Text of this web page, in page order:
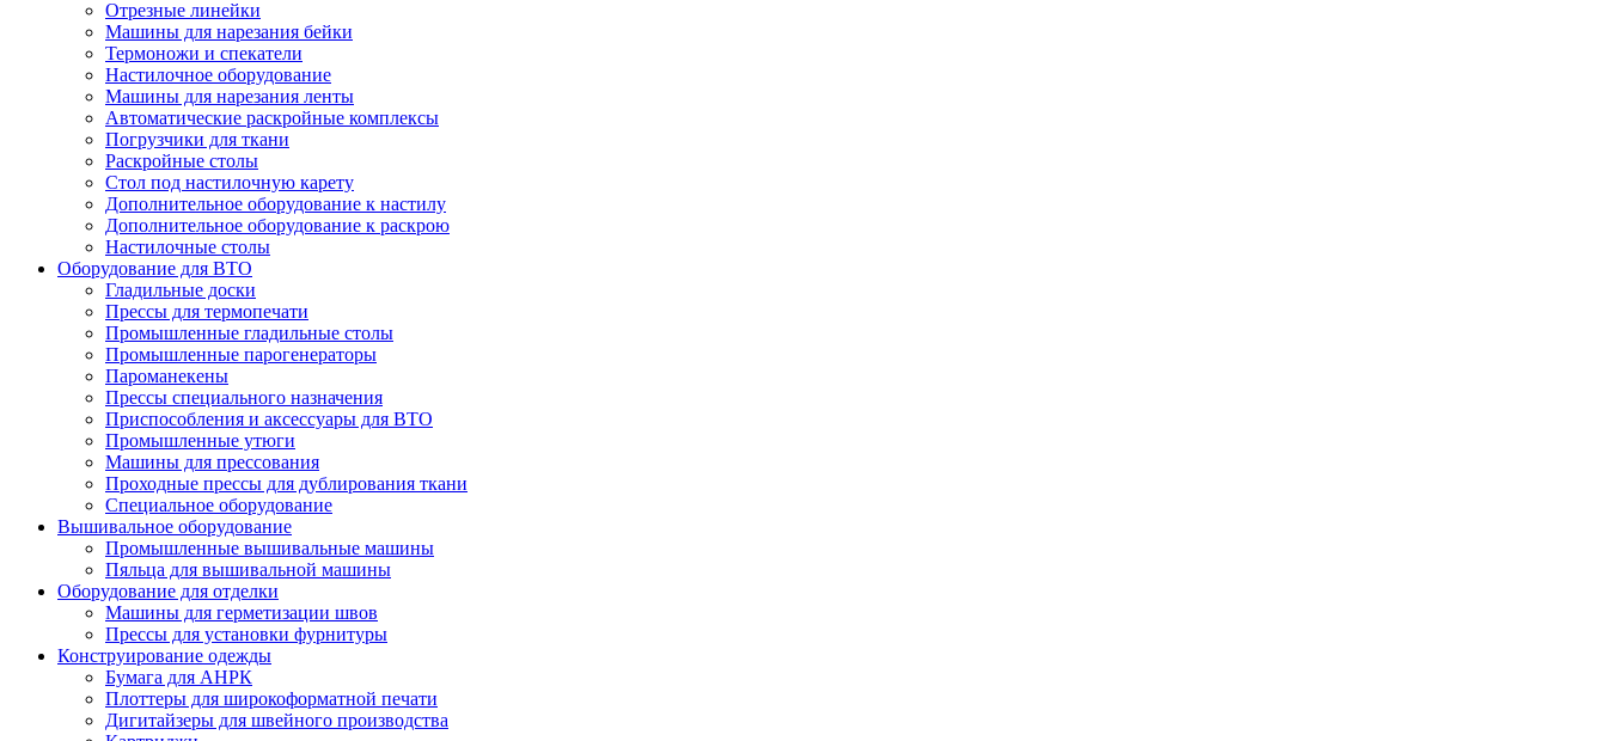
Отрезные линейки
Машины для нарезания бейки
Термоножи и спекатели
Настилочное оборудование
Машины для нарезания ленты
Автоматические раскройные комплексы
Погрузчики для ткани
Раскройные столы
Стол под настилочную карету
Дополнительное оборудование к настилу
Дополнительное оборудование к раскрою
Настилочные столы
Оборудование для ВТО
Гладильные доски
Прессы для термопечати
Промышленные гладильные столы
Промышленные парогенераторы
Пароманекены
Прессы специального назначения
Приспособления и аксессуары для ВТО
Промышленные утюги
Машины для прессования
Проходные прессы для дублирования ткани
Специальное оборудование
Вышивальное оборудование
Промышленные вышивальные машины
Пяльца для вышивальной машины
Оборудование для отделки
Машины для герметизации швов
Прессы для установки фурнитуры
Конструирование одежды
Бумага для АНРК
Плоттеры для широкоформатной печати
Дигитайзеры для швейного производства